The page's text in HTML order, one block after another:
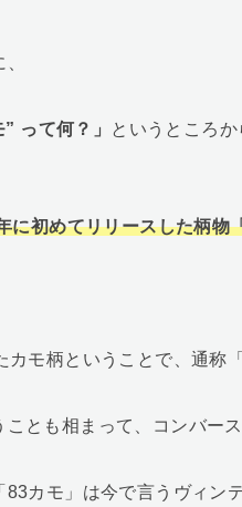
って何？」 というところ
に初めてリリースした柄物
カモ柄ということで、通称
ことも相まって、コンバー
83カモ」は今で言うヴィン